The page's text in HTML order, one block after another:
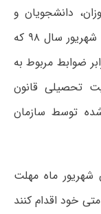
دانشجویان و
طلاب) فارغ التحصیل ماه‌های خرداد، تیر و شهریور سال ۹۸ که
ضوابط مربوط به
معافیت تحصیلی قانون
توسط سازمان
شهریور ماه مهلت
خود اقدام کنند